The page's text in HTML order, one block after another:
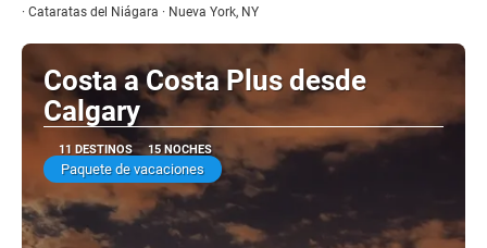
· Cataratas del Niágara · Nueva York, NY
Costa a Costa Plus desde
Calgary
11 DESTINOS 15 NOCHES
Paquete de vacaciones